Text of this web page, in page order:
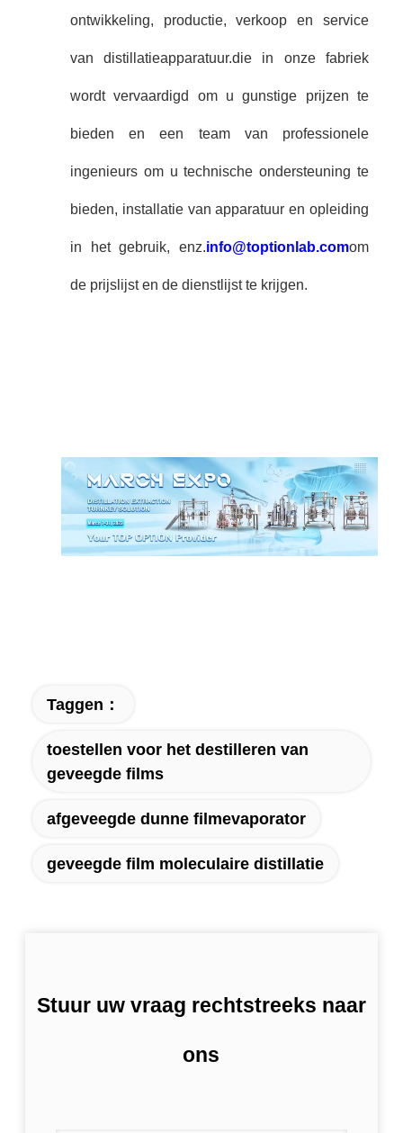
ontwikkeling, productie, verkoop en service
van distillatieapparatuur.die in onze fabriek
wordt vervaardigd om u gunstige prijzen te
bieden en een team van professionele
ingenieurs om u technische ondersteuning te
bieden, installatie van apparatuur en opleiding
in het gebruik, enz.info@toptionlab.comom
de prijslijst en de dienstlijst te krijgen.
Taggen：
toestellen voor het destilleren van
geveegde films
afgeveegde dunne filmevaporator
geveegde film moleculaire distillatie
Stuur uw vraag rechtstreeks naar
ons